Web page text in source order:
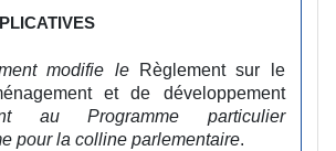
modifie le Règlement sur le
et de développement
au Programme particulier
pour la colline parlementaire.